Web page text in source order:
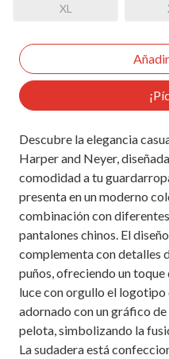
XL
Descubre la elegancia
Harper and Neyer,
comodidad a tu
presenta en un moderno
combinación con
pantalones chinos. El
complementa con detalles
puños, ofreciendo un
luce con orgullo el logotipo
adornado con un gráfico
pelota, simbolizando la
La sudadera está